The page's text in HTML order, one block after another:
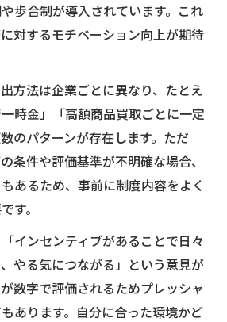
歩合制が導入されています。これ
対するモチベーション向上が期待
方法は企業ごとに異なり、たとえ
時金」「高額商品買取ごとに一定
のパターンが存在します。ただ
条件や評価基準が不明確な場合、
あるため、事前に制度内容をよく
す。
インセンティブがあることで日々
やる気につながる」という意見が
数字で評価されるためプレッシャ
あります。自分に合った環境かど